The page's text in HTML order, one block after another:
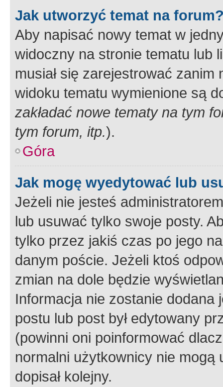
Jak utworzyć temat na
Aby napisać nowy temat w
widoczny na stronie tematu lub
musiał się zarejestrować
widoku tematu wymienione są
zakładać nowe tematy na tym
tym forum, itp.).
Góra
Jak mogę wyedytować lub
Jeżeli nie jesteś
lub usuwać tylko swoje posty.
tylko przez jakiś czas po jego
danym poście. Jeżeli ktoś
zmian na dole będzie
Informacja nie zostanie dodana
postu lub post był edytowany
(powinni oni poinformować
normalni użytkownicy nie
dopisał kolejny.